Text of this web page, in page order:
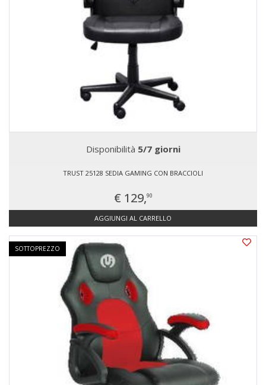
Disponibilità 5/7 giorni
TRUST 25128 SEDIA GAMING CON BRACCIOLI
€ 129,90
AGGIUNGI AL CARRELLO
SOTTOPREZZO